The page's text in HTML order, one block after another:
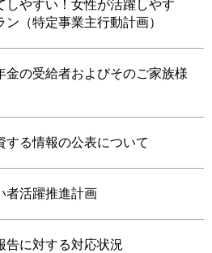
しやすい！女性が活躍しやす
（特定事業主行動計画）
金の受給者およびそのご家族様
する情報の公表について
者活躍推進計画
告に対する対応状況